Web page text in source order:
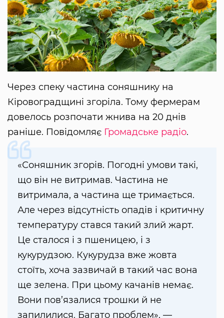
Через спеку частина соняшнику на
Кіровоградщині згоріла. Тому фермерам
довелось розпочати жнива на 20 днів
раніше. Повідомляє Громадське радіо.
«Соняшник згорів. Погодні умови такі,
що він не витримав. Частина не
витримала, а частина ще тримається.
Але через відсутність опадів і критичну
температуру стався такий злий жарт.
Це сталося і з пшеницею, і з
кукурудзою. Кукурудза вже жовта
стоїть, хоча зазвичай в такий час вона
ще зелена. При цьому качанів немає.
Вони пов’язалися трошки й не
запилилися. Багато проблем», —